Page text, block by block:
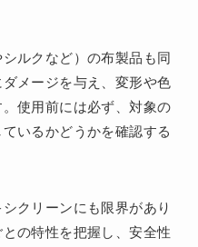
ルクなど）の布製品も同
メージを与え、変形や色
使用前には必ず、対象の
いるかどうかを確認する
クリーンにも限界があり
の特性を把握し、安全性